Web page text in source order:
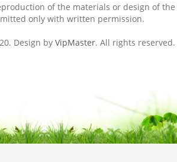
of the materials or design of the
only with written permission.
Design by VipMaster. All rights reserved.